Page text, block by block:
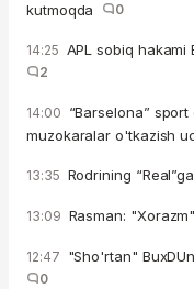
kutmoqda
0
14:25 APL sobiq hakami
2
14:00 “Barselona”
muzokaralar o'tkazish
13:35 Rodrining
13:09 Rasman:
12:47 "Sho'rtan"
0